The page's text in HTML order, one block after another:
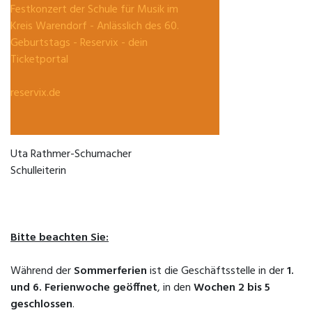
Festkonzert der Schule für Musik im
Kreis Warendorf - Anlässlich des 60.
Geburtstags - Reservix - dein
Ticketportal
reservix.de
Uta Rathmer-Schumacher
Schulleiterin
Bitte beachten Sie:
Während derSommerferienist die Geschäftsstelle in der1.
und 6. Ferienwoche geöffnet, in denWochen 2 bis 5
geschlossen.